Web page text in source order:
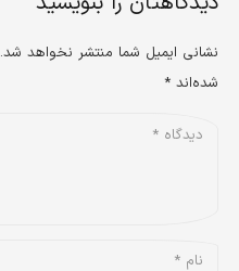
نشانی ایمیل شما منتشر نخواهد شد.
شده‌اند*